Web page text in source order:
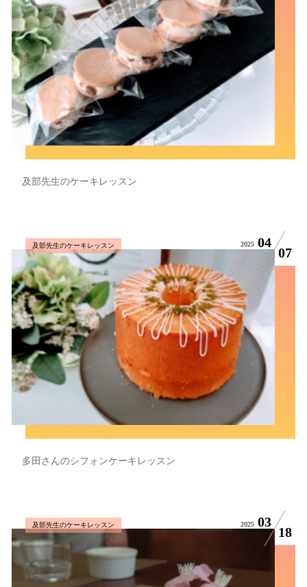
及部先生のケーキレッスン
及部先生のケーキレッスン 2025 04
07
多田さんのシフォンケーキレッスン
及部先生のケーキレッスン 2025 03
18